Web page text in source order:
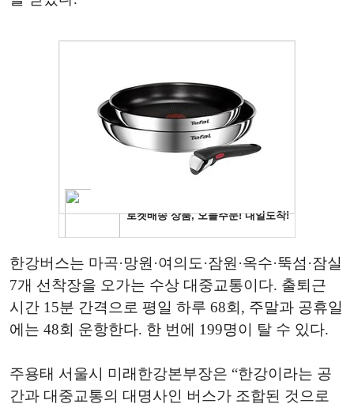
한강버스는 마곡·망원·여의도·잠원·옥수·뚝섬·잠실
7개 선착장을 오가는 수상 대중교통이다. 출퇴근
시간 15분 간격으로 평일 하루 68회, 주말과 공휴일
에는 48회 운항한다. 한 번에 199명이 탈 수 있다.
주용태 서울시 미래한강본부장은 “한강이라는 공
간과 대중교통의 대명사인 버스가 조합된 것으로